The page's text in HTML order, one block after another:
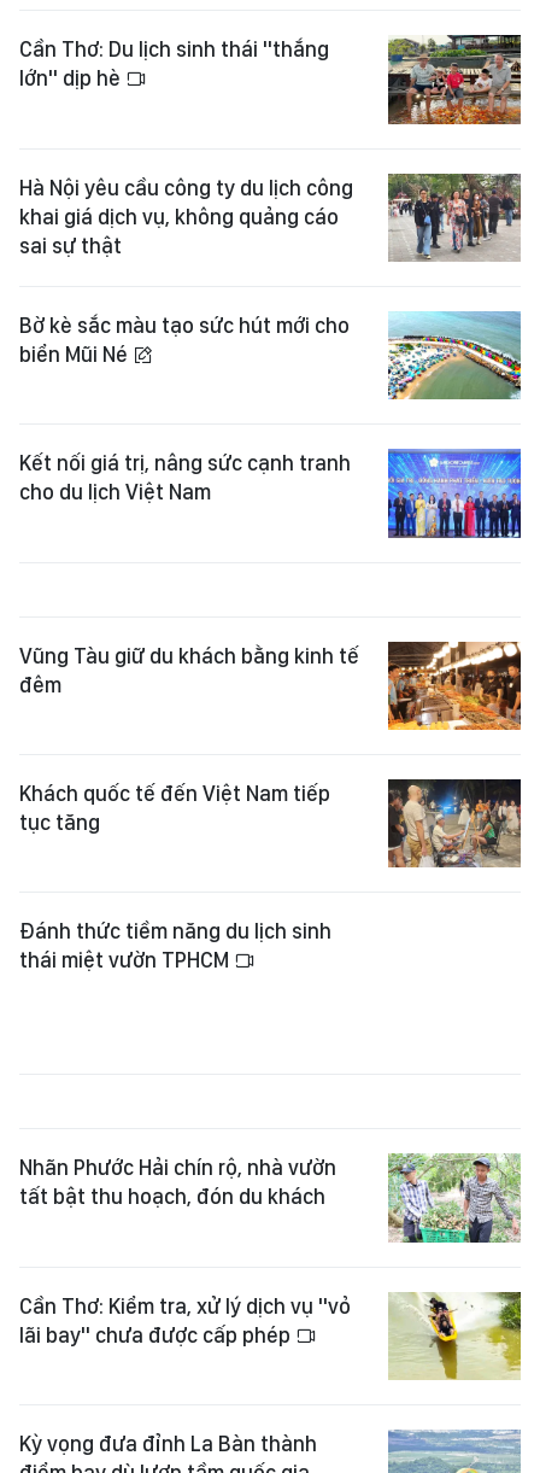
Cần Thơ: Du lịch sinh thái "thắng
lớn" dịp hè
Hà Nội yêu cầu công ty du lịch công
khai giá dịch vụ, không quảng cáo
sai sự thật
Bờ kè sắc màu tạo sức hút mới cho
biển Mũi Né
Kết nối giá trị, nâng sức cạnh tranh
cho du lịch Việt Nam
Vũng Tàu giữ du khách bằng kinh tế
đêm
Khách quốc tế đến Việt Nam tiếp
tục tăng
Đánh thức tiềm năng du lịch sinh
thái miệt vườn TPHCM